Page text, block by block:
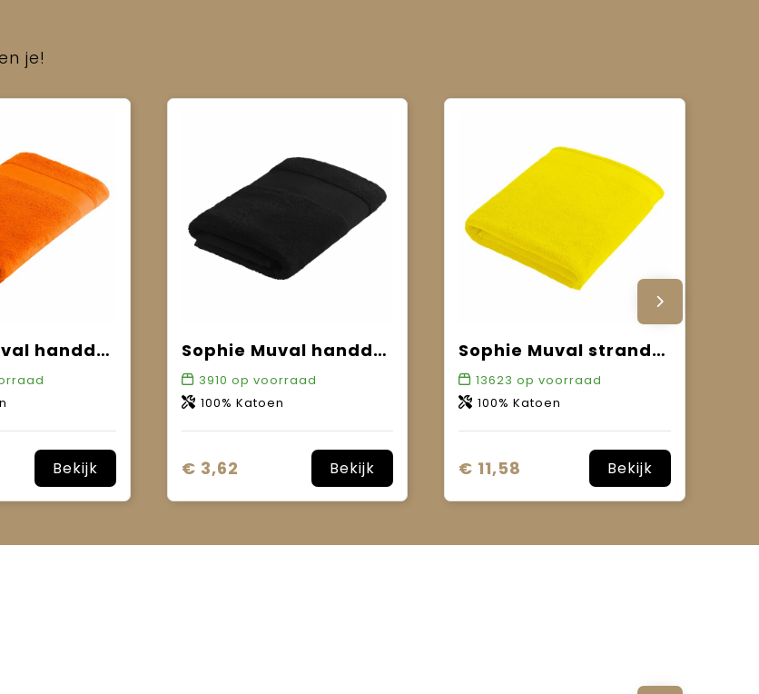
je!
Sophie Muval handdoek 140x70 cm, 450 gr/m²
Bekijk
Sophie Muval handdoek 100x50 cm, 520 gr/m²
3910 op voorraad
100% Katoen
€ 3,62 Bekijk
Sophie Muval strandhanddoek 180x100 cm, 450 gr/m²
13623 op voorraad
100% Katoen
€ 11,58 Bekijk